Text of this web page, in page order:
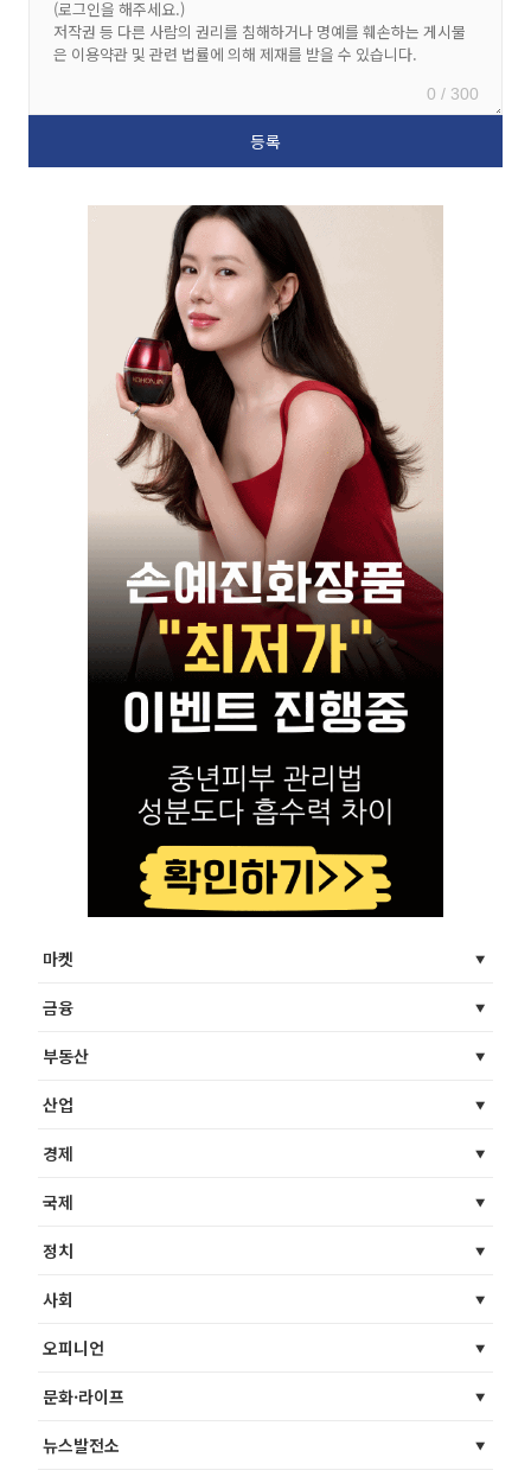
0 / 300
마켓
금융
부동산
산업
경제
국제
정치
사회
오피니언
문화·라이프
뉴스발전소